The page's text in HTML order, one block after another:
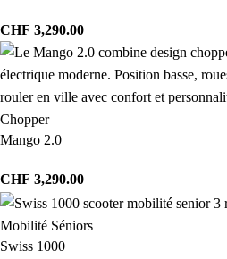
CHF 3,290.00
Chopper
Mango 2.0
CHF 3,290.00
Mobilité Séniors
Swiss 1000